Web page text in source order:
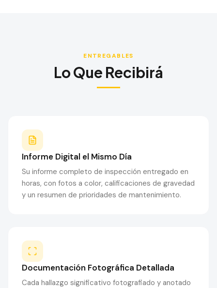
ENTREGABLES
Lo Que Recibirá
Informe Digital el Mismo Día
Su informe completo de inspección entregado en
horas, con fotos a color, calificaciones de gravedad
y un resumen de prioridades de mantenimiento.
Documentación Fotográfica Detallada
Cada hallazgo significativo fotografiado y anotado